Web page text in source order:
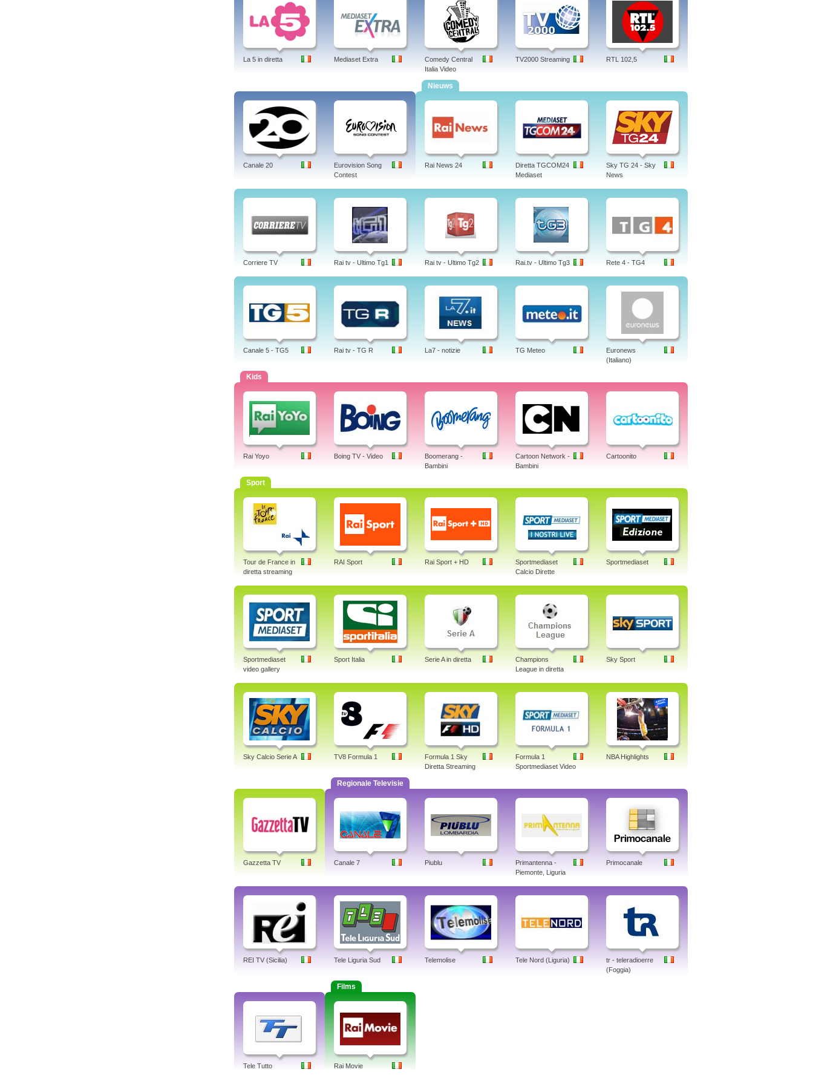
La 5 in diretta Mediaset Extra
Comedy Central
Italia Video
TV2000 Streaming RTL 102,5
Canale 20
Eurovision Song
Contest
Nieuws
Rai News 24
Diretta TGCOM24
Mediaset
Sky TG 24 - Sky
News
Corriere TV Rai tv - Ultimo Tg1 Rai tv - Ultimo Tg2 Rai.tv - Ultimo Tg3 Rete 4 - TG4
Canale 5 - TG5 Rai tv - TG R La7 - notizie TG Meteo
Euronews
(Italiano)
Kids
Rai Yoyo Boing TV - Video
Boomerang -
Bambini
Cartoon Network -
Bambini
Cartoonito
Sport
Tour de France in
diretta streaming
RAI Sport Rai Sport + HD
Sportmediaset
Calcio Dirette
Sportmediaset
Sportmediaset
video gallery
Sport Italia Serie A in diretta
Champions
League in diretta
Sky Sport
Sky Calcio Serie A TV8 Formula 1
Formula 1 Sky
Diretta Streaming
Formula 1
Sportmediaset Video
NBA Highlights
Gazzetta TV
Regionale Televisie
Canale 7 Piublu
Primantenna -
Piemonte, Liguria
Primocanale
REI TV (Sicilia) Tele Liguria Sud Telemolise Tele Nord (Liguria)
tr - teleradioerre
(Foggia)
Tele Tutto
Films
Rai Movie